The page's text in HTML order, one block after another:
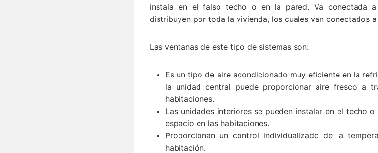
instala en el falso techo o en la pared. Va conectada
distribuyen por toda la vivienda, los cuales van conectados
Las ventanas de este tipo de sistemas son:
Es un tipo de aire acondicionado muy eficiente en la
la unidad central puede proporcionar aire fresco a
habitaciones.
Las unidades interiores se pueden instalar en el techo
espacio en las habitaciones.
Proporcionan un control individualizado de la
habitación.